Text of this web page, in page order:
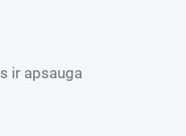
ir apsauga